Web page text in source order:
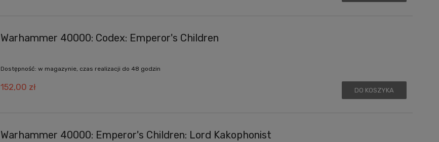
Warhammer 40000: Codex: Emperor's Children
Dostępność: w magazynie, czas realizacji do 48 godzin
152,00 zł DO KOSZYKA
Warhammer 40000: Emperor's Children: Lord Kakophonist